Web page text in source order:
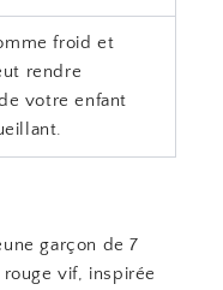
froid et
rendre
votre enfant
garçon de 7
vif, inspirée